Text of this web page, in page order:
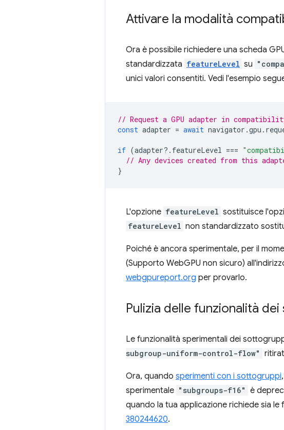
Attivare la modalità
Ora è possibile richiedere una scheda
standardizzata featureLevel su
unici valori consentiti. Vedi l'esempio
// Request a GPU adapter in
const adapter = await navigator .gpu .
if (adapter? . featureLevel ===
// Any devices created from this
}
L'opzione featureLevel sostituisce
featureLevel non standardizzato
Poiché è ancora sperimentale, per il
(Supporto WebGPU non sicuro)
webgpureport.org per provarlo.
Pulizia delle funzionalità
Le funzionalità sperimentali dei
subgroup-uniform-control-flow"
Ora, quando sperimenti con i sottogruppi
sperimentale "subgroups-f16" è
quando la tua applicazione richiede sia le
380244620.